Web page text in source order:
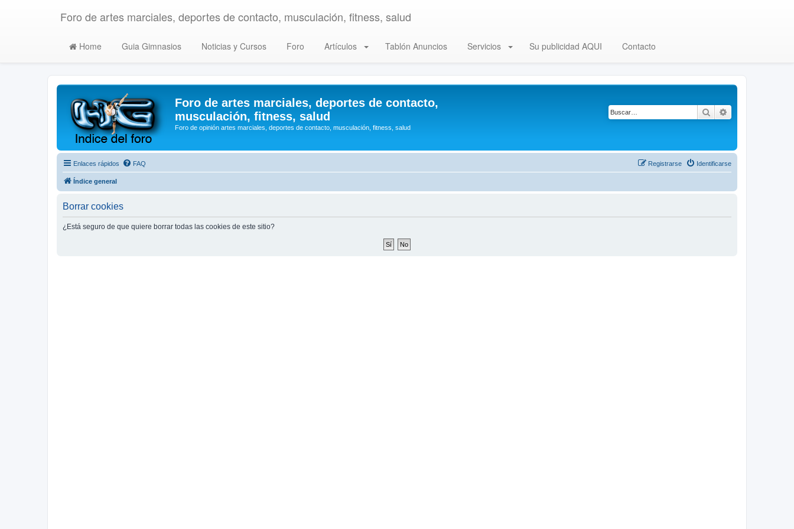
Foro de artes marciales, deportes de contacto, musculación, fitness, salud
Home Guia Gimnasios Noticias y Cursos Foro Artículos Tablón Anuncios Servicios Su publicidad AQUI Contacto
Foro de artes marciales, deportes de contacto,
musculación, fitness, salud
Foro de opinión artes marciales, deportes de contacto, musculación, fitness, salud
Buscar
Enlaces rápidos FAQ Identificarse
Registrarse
Índice general
Borrar cookies
¿Está seguro de que quiere borrar todas las cookies de este sitio?